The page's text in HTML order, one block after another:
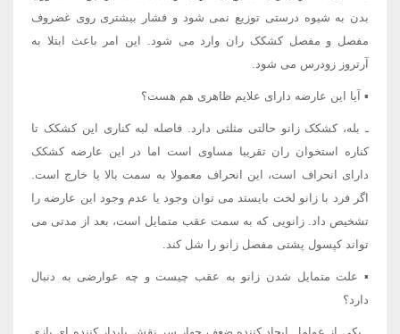
بدن به شیوه درستی توزیع نمی شود و فشار بیشتری روی غضروف
مفصل و مفصل کشکک ران وارد می شود. این امر باعث ابتلا به
آرتروز زودرس می شود.
▪ آیا این عارضه دارای علایم ظاهری هم هست؟
ـ بله، کشکک زانو حالتی مثلثی دارد. فاصله لبه کناری این کشکک تا
کناره استخوان ران تقریبا مساوی است اما در این عارضه کشکک
دارای انحراف است، این انحراف معمولا به سمت بالا یا خارج است.
اگر فرد با زانو لخت بایستد می توان وجود یا عدم وجود این عارضه را
تشخیص داد. زانویی که به سمت عقب متمایل است، بعد از مدتی می
تواند کپسول پشتی مفصل زانو را شل کند.
▪ علت متمایل شدن زانو به عقب چیست و چه عوارضی به دنبال
دارد؟